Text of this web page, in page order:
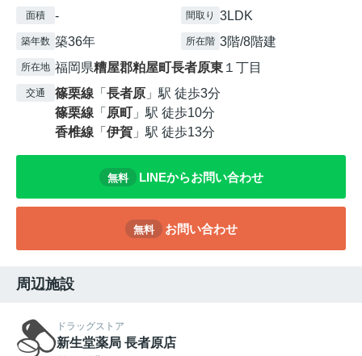
面積 - 間取り 3LDK
築年数 築36年 所在階 3階/8階建
所在地 福岡県糟屋郡粕屋町長者原東 １丁目
交通 篠栗線 「 長者原 」駅 徒歩3分
篠栗線 「 原町 」駅 徒歩10分
香椎線 「 伊賀 」駅 徒歩13分
無料 LINEからお問い合わせ
無料 お問い合わせ
周辺施設
ドラッグストア
新生堂薬局 長者原店